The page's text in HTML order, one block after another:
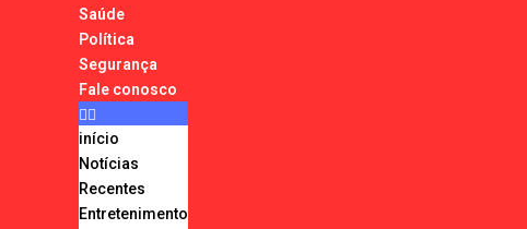
Saúde
Política
Segurança
Fale conosco
início
Notícias
Recentes
Entretenimento